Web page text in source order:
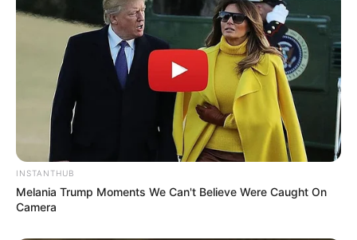
INSTANTHUB
Melania Trump Moments We Can't Believe Were Caught On
Camera